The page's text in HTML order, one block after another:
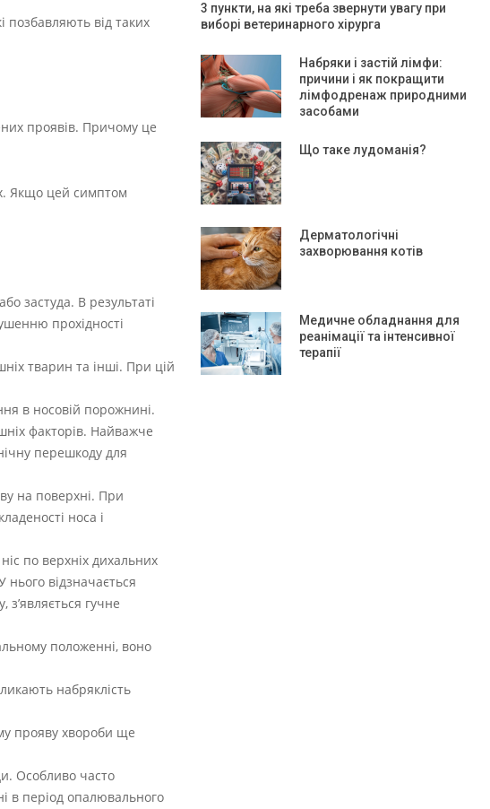
позбавляють від таких
проявів. Причому це
Якщо цей симптом
застуда. В результаті
прохідності
тварин та інші. При цій
в носовій порожнині.
факторів. Найважче
перешкоду для
на поверхні. При
носа і
по верхніх дихальних
відзначається
з’являється гучне
положенні, воно
набряклість
прояву хвороби ще
Особливо часто
в період опалювального
3 пункти, на які треба звернути увагу при
виборі ветеринарного хірурга
Набряки і застій лімфи:
причини і як покращити
лімфодренаж природними
засобами
Що таке лудоманія?
Дерматологічні
захворювання котів
Медичне обладнання для
реанімації та інтенсивної
терапії